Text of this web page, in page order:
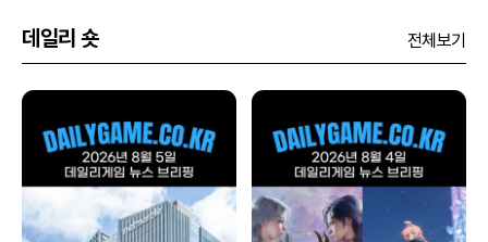
데일리 숏 전체보기